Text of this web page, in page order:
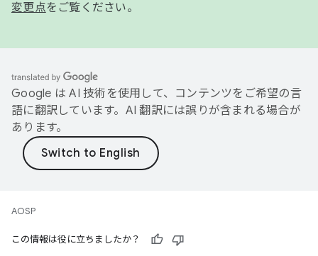
変更点をご覧ください。
Google は AI 技術を使用して、コンテンツをご希望の言
語に翻訳しています。AI 翻訳には誤りが含まれる場合が
あります。
AOSP
この情報は役に立ちましたか？